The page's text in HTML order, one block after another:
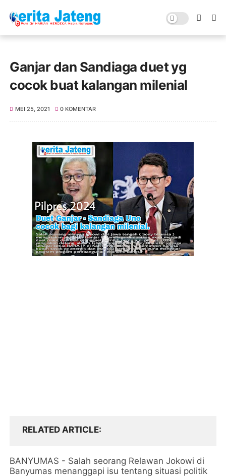
Ganjar dan Sandiaga duet yg
cocok buat kalangan milenial
MEI 25, 2021 0 KOMENTAR
RELATED ARTICLE
BANYUMAS - Salah seorang Relawan Jokowi di
Banyumas menanggapi isu tentang situasi politik